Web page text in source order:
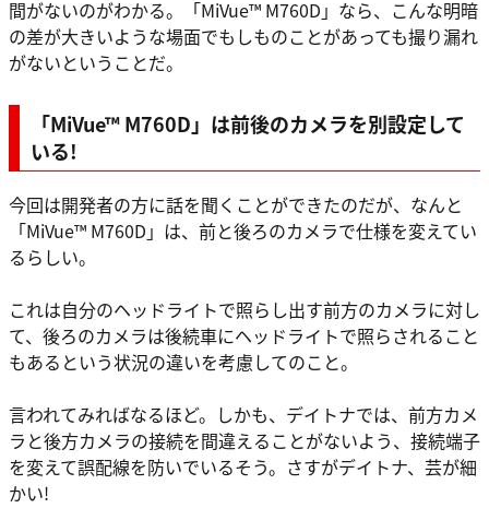
間がないのがわかる。「MiVue™ M760D」なら、こんな明暗
の差が大きいような場面でもしものことがあっても撮り漏れ
がないということだ。
「MiVue™ M760D」は前後のカメラを別設定して
いる!
今回は開発者の方に話を聞くことができたのだが、なんと
「MiVue™ M760D」は、前と後ろのカメラで仕様を変えてい
るらしい。
これは自分のヘッドライトで照らし出す前方のカメラに対し
て、後ろのカメラは後続車にヘッドライトで照らされること
もあるという状況の違いを考慮してのこと。
言われてみればなるほど。しかも、デイトナでは、前方カメ
ラと後方カメラの接続を間違えることがないよう、接続端子
を変えて誤配線を防いでいるそう。さすがデイトナ、芸が細
かい!